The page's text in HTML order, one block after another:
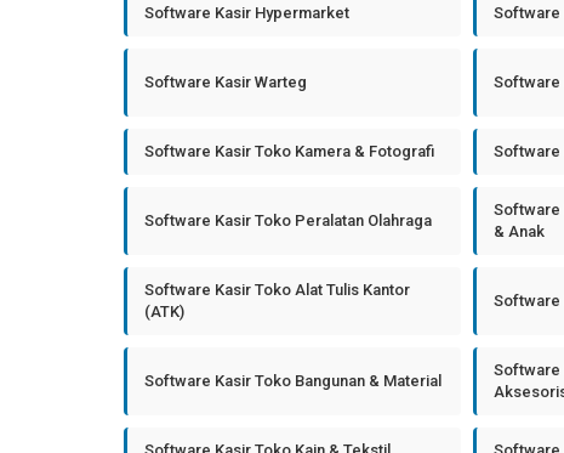
Software Kasir Hypermarket Software
Software Kasir Warteg Software
Software Kasir Toko Kamera & Fotografi Software
Software Kasir Toko Peralatan Olahraga
Software
& Anak
Software Kasir Toko Alat Tulis Kantor
(ATK)
Software
Software Kasir Toko Bangunan & Material
Software